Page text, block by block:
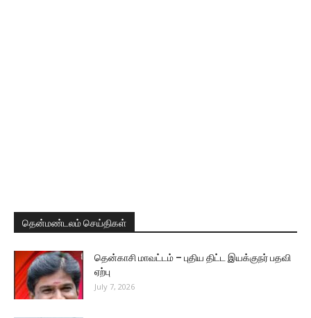
தென்மண்டலம் செய்திகள்
தென்காசி மாவட்டம் – புதிய திட்ட இயக்குநர் பதவி
ஏற்பு
July 7, 2026